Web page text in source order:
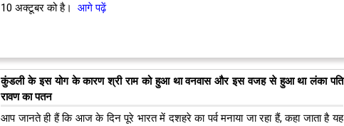
10 अक्टूबर को है।
आगे पढ़ें
कुंडली के इस योग के कारण श्री राम को हुआ था वनवास और इस वजह से हुआ था लंका पति
रावण का पतन
आप जानते ही हैं कि आज के दिन पूरे भारत में दशहरे का पर्व मनाया जा रहा हैं, कहा जाता है यह